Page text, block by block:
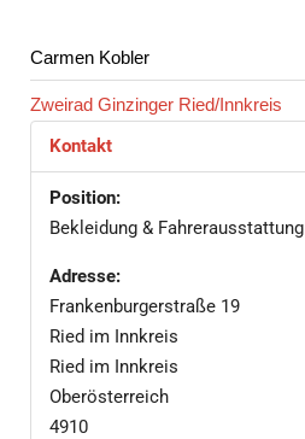
Carmen Kobler
Zweirad Ginzinger Ried/Innkreis
Kontakt
Position:
Bekleidung & Fahrerausstattung
Adresse:
Frankenburgerstraße 19
Ried im Innkreis
Ried im Innkreis
Oberösterreich
4910